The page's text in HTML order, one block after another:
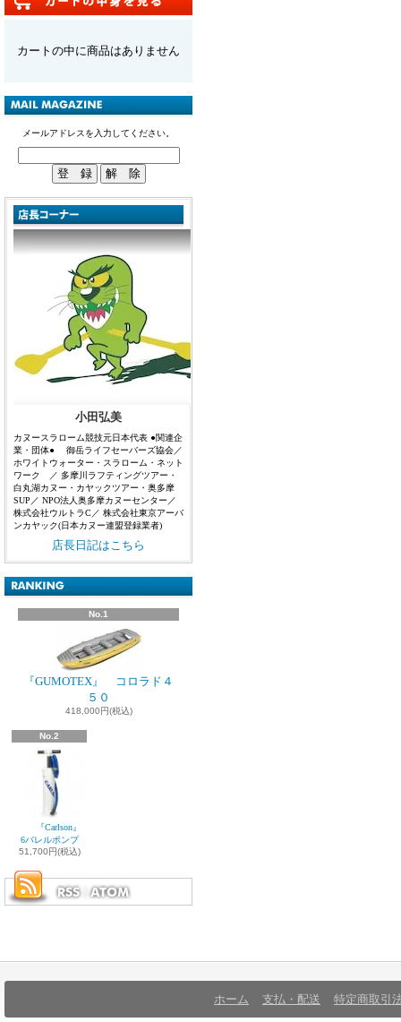
カートの中に商品はありません
メールアドレスを入力してください。
小田弘美
カヌースラローム競技元日本代表 ●関連企
業・団体● 御岳ライフセーバーズ協会／
ホワイトウォーター・スラローム・ネット
ワーク ／ 多摩川ラフティングツアー・
白丸湖カヌー・カヤックツアー・奥多摩
SUP／ NPO法人奥多摩カヌーセンター／
株式会社ウルトラC／ 株式会社東京アーバ
ンカヤック(日本カヌー連盟登録業者)
店長日記はこちら
No.1
『GUMOTEX』 コロラド４
５０
418,000円(税込)
No.2
『Carlson』
6バレルポンプ
51,700円(税込)
ホーム 支払・配送 特定商取引